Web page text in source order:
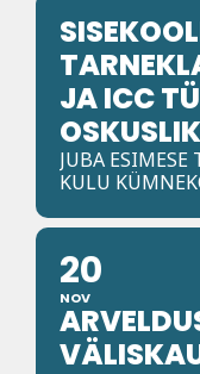
JA ICC
JUBA
KULU
20
NOV